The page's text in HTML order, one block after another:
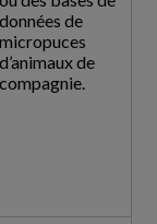
données de
micropuces
d’animaux de
compagnie.